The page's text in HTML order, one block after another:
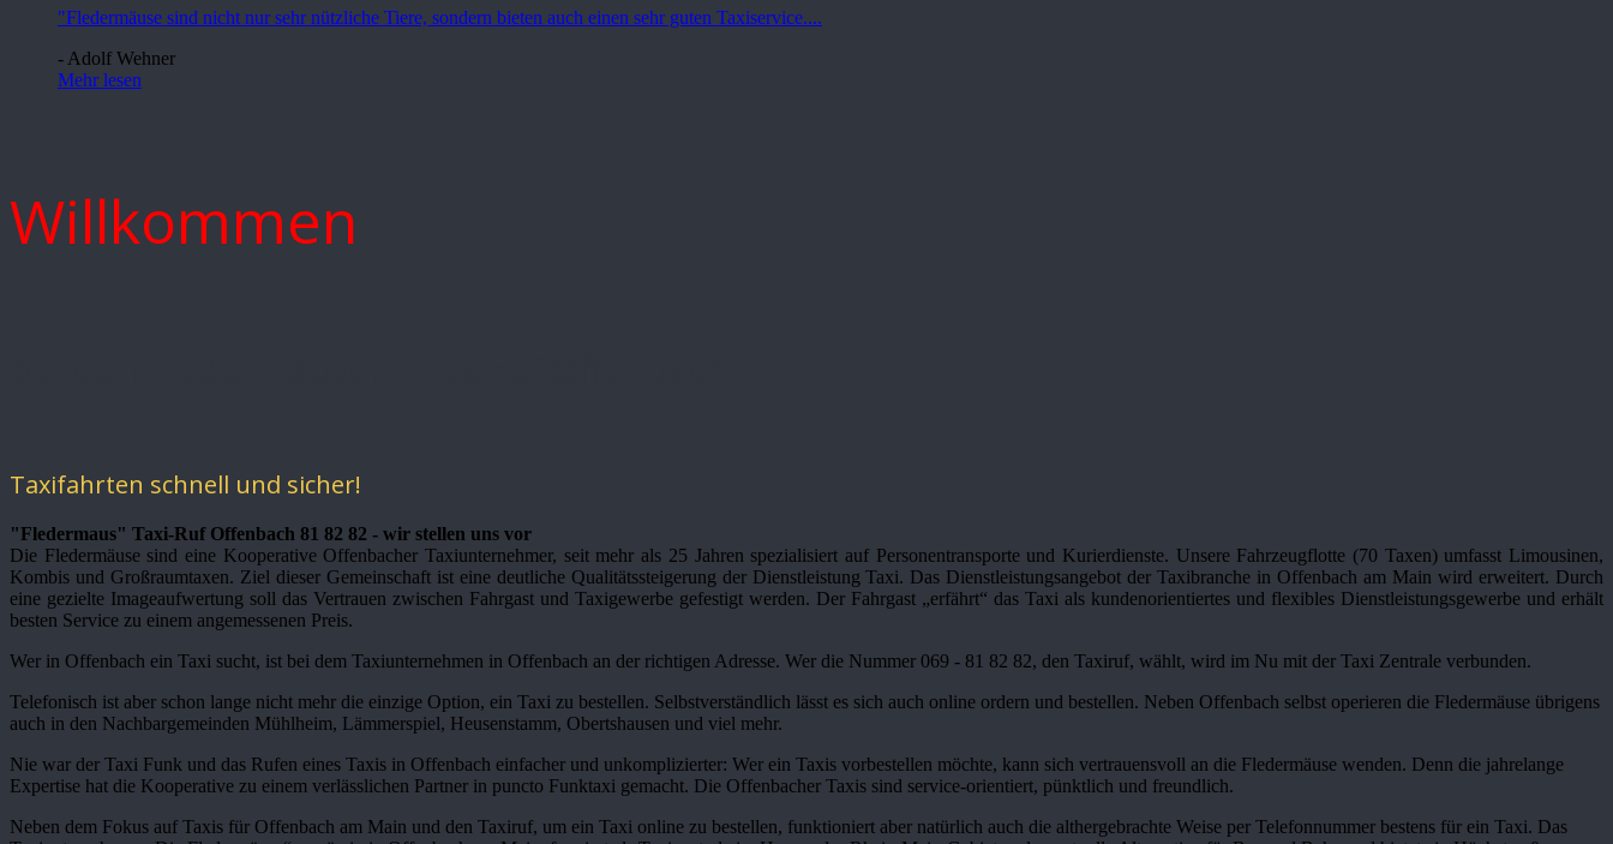
"Fledermäuse sind nicht nur sehr nützliche Tiere, sondern bieten auch einen sehr guten Taxiservice....
- Adolf Wehner
Mehr lesen
Willkommen
Taxifahrten schnell und sicher!
"Fledermaus" Taxi-Ruf Offenbach 81 82 82 - wir stellen uns vor
Die Fledermäuse sind eine Kooperative Offenbacher Taxiunternehmer, seit mehr als 25 Jahren spezialisiert auf Personentransporte und Kurierdienste. Unsere Fahrzeugflotte (70 Taxen) umfasst Limousinen,
Kombis und Großraumtaxen. Ziel dieser Gemeinschaft ist eine deutliche Qualitätssteigerung der Dienstleistung Taxi. Das Dienstleistungsangebot der Taxibranche in Offenbach am Main wird erweitert. Durch
eine gezielte Imageaufwertung soll das Vertrauen zwischen Fahrgast und Taxigewerbe gefestigt werden. Der Fahrgast „erfährt“ das Taxi als kundenorientiertes und flexibles Dienstleistungsgewerbe und erhält
besten Service zu einem angemessenen Preis.
Wer in Offenbach ein Taxi sucht, ist bei dem Taxiunternehmen in Offenbach an der richtigen Adresse. Wer die Nummer 069 - 81 82 82, den Taxiruf, wählt, wird im Nu mit der Taxi Zentrale verbunden.
Telefonisch ist aber schon lange nicht mehr die einzige Option, ein Taxi zu bestellen. Selbstverständlich lässt es sich auch online ordern und bestellen. Neben Offenbach selbst operieren die Fledermäuse übrigens
auch in den Nachbargemeinden Mühlheim, Lämmerspiel, Heusenstamm, Obertshausen und viel mehr.
Nie war der Taxi Funk und das Rufen eines Taxis in Offenbach einfacher und unkomplizierter: Wer ein Taxis vorbestellen möchte, kann sich vertrauensvoll an die Fledermäuse wenden. Denn die jahrelange
Expertise hat die Kooperative zu einem verlässlichen Partner in puncto Funktaxi gemacht. Die Offenbacher Taxis sind service-orientiert, pünktlich und freundlich.
Neben dem Fokus auf Taxis für Offenbach am Main und den Taxiruf, um ein Taxi online zu bestellen, funktioniert aber natürlich auch die althergebrachte Weise per Telefonnummer bestens für ein Taxi. Das